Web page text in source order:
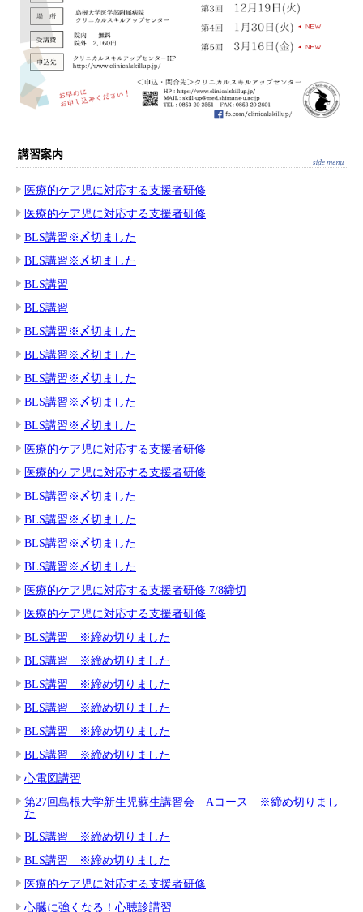
講習案内
医療的ケア児に対応する支援者研修
医療的ケア児に対応する支援者研修
BLS講習※〆切ました
BLS講習※〆切ました
BLS講習
BLS講習
BLS講習※〆切ました
BLS講習※〆切ました
BLS講習※〆切ました
BLS講習※〆切ました
BLS講習※〆切ました
医療的ケア児に対応する支援者研修
医療的ケア児に対応する支援者研修
BLS講習※〆切ました
BLS講習※〆切ました
BLS講習※〆切ました
BLS講習※〆切ました
医療的ケア児に対応する支援者研修 7/8締切
医療的ケア児に対応する支援者研修
BLS講習 ※締め切りました
BLS講習 ※締め切りました
BLS講習 ※締め切りました
BLS講習 ※締め切りました
BLS講習 ※締め切りました
BLS講習 ※締め切りました
心電図講習
第27回島根大学新生児蘇生講習会 Aコース ※締め切りまし
た
BLS講習 ※締め切りました
BLS講習 ※締め切りました
医療的ケア児に対応する支援者研修
心臓に強くなる！心聴診講習